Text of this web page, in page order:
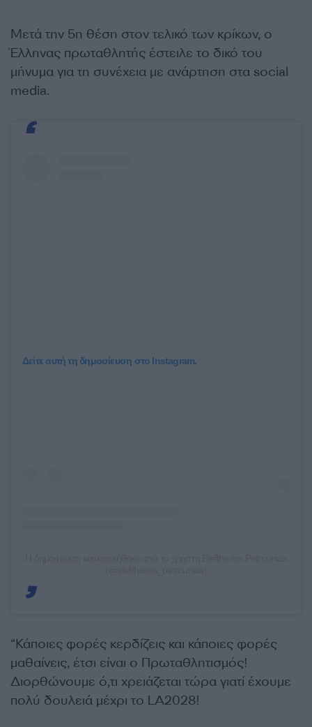
Μετά την 5η θέση στον τελικό των κρίκων, ο
Έλληνας πρωταθλητής έστειλε το δικό του
μήνυμα για τη συνέχεια με ανάρτηση στα social
media.
Δείτε αυτή τη δημοσίευση στο Instagram.
“Κάποιες φορές κερδίζεις και κάποιες φορές
μαθαίνεις, έτσι είναι ο Πρωταθλητισμός!
Διορθώνουμε ό,τι χρειάζεται τώρα γιατί έχουμε
πολύ δουλειά μέχρι το LA2028!